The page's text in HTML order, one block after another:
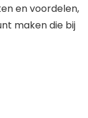
en voordelen,
maken die bij